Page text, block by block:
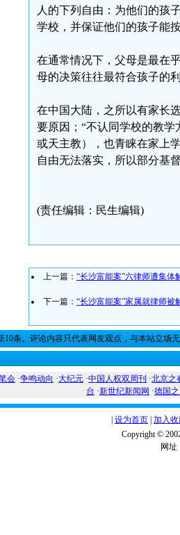
人的下列自由：为他们的孩
学校，并保证他们的孩子能
在通常情况下，父母是最在
母的决策往往最符合孩子的
在中国大陆，之所以有家长
要原因；“不认同学校的教
或天主教），也青睐在家上
自由无法落实，所以部分基
(责任编辑：民生编辑)
上一篇： “长沙富能案”六律师遭集体
下一篇： “长沙富能案”家属就律师被
10条。评论内容只代表网友观点，与本站立场
会 ·争鸣动向 ·大纪元 ·中国人权双周刊 ·北京之
台 ·新世纪新闻网 ·德国
设为首页 加入
Copyright ©
网址